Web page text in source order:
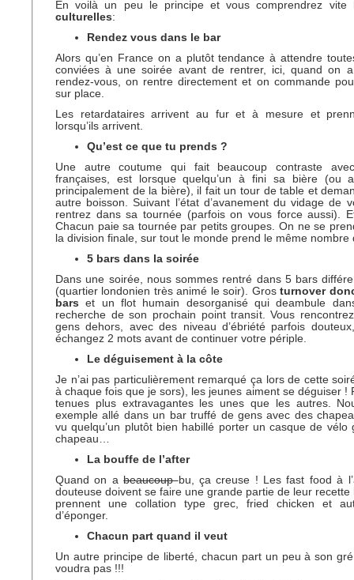
En voilà un peu le principe et vous comprendrez
culturelles:
Rendez vous dans le bar
Alors qu’en France on a plutôt tendance à attendre
conviées à une soirée avant de rentrer, ici, quand on
rendez-vous, on rentre directement et on commande
sur place.
Les retardataires arrivent au fur et à mesure et
lorsqu’ils arrivent.
Qu’est ce que tu prends ?
Une autre coutume qui fait beaucoup contraste
françaises, est lorsque quelqu’un à fini sa bière (ou
principalement de la bière), il fait un tour de table et
autre boisson. Suivant l’état d’avanement du vidage de
rentrez dans sa tournée (parfois on vous force aussi).
Chacun paie sa tournée par petits groupes. On ne se
la division finale, sur tout le monde prend le même nombre
5 bars dans la soirée
Dans une soirée, nous sommes rentré dans 5 bars
(quartier londonien très animé le soir). Grosturnover
bars et un flot humain desorganisé qui deambule
recherche de son prochain point transit. Vous
gens dehors, avec des niveau d’ébriété parfois
échangez 2 mots avant de continuer votre périple.
Le déguisement à la côte
Je n’ai pas particulièrement remarqué ça lors de cette
à chaque fois que je sors), les jeunes aiment se déguiser !
tenues plus extravagantes les unes que les autres.
exemple allé dans un bar truffé de gens avec des
vu quelqu’un plutôt bien habillé porter un casque de vélo
chapeau…
La bouffe de l’after
Quand on abeaucoupbu, ça creuse ! Les fast food à
douteuse doivent se faire une grande partie de leur recette
prennent une collation type grec, fried chicken et
d’éponger.
Chacun part quand il veut
Un autre principe de liberté, chacun part un peu à son
voudra pas !!!